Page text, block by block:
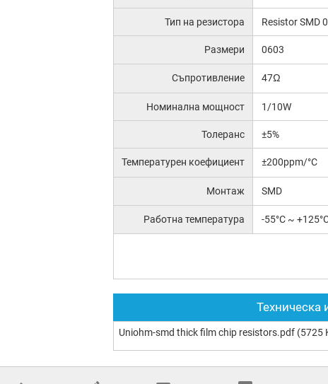
Тип на резистора Resistor SMD
Размери 0603
Съпротивление 47Ω
Номинална мощност 1/10W
Толеранс ±5%
Температурен коефициент ±200ppm/°C
Монтаж SMD
Работна температура -55°C ~
Uniohm-smd thick film chip resistors.pdf (5725